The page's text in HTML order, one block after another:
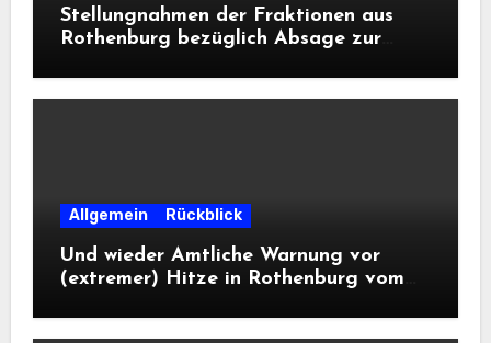
Stellungnahmen der Fraktionen aus
Rothenburg bezüglich Absage zur
Allgemein Rückblick
Und wieder Amtliche Warnung vor
(extremer) Hitze in Rothenburg vom